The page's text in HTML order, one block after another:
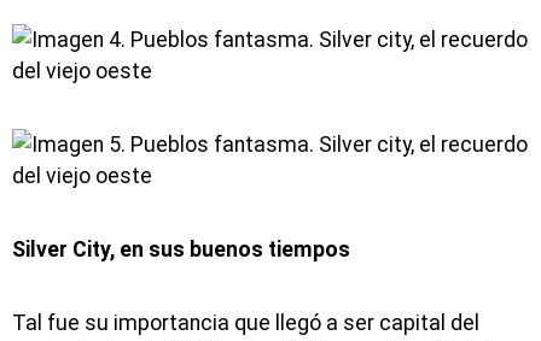
Silver City, en sus buenos tiempos
Tal fue su importancia que llegó a ser capital del